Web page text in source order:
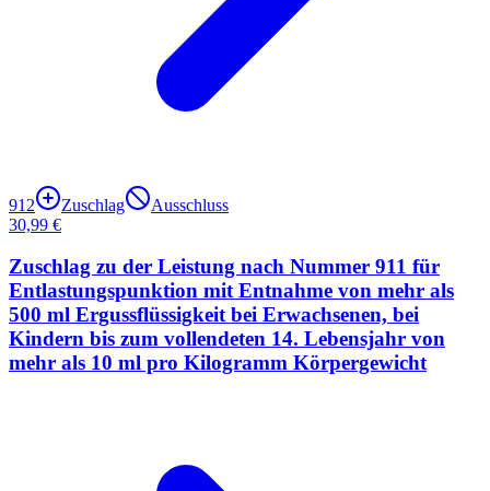
912 Zuschlag
Ausschluss
30,99 €
Zuschlag zu der Leistung nach Nummer 911 für
Entlastungspunktion mit Entnahme von mehr als
500 ml Ergussflüssigkeit bei Erwachsenen, bei
Kindern bis zum vollendeten 14. Lebensjahr von
mehr als 10 ml pro Kilogramm Körpergewicht